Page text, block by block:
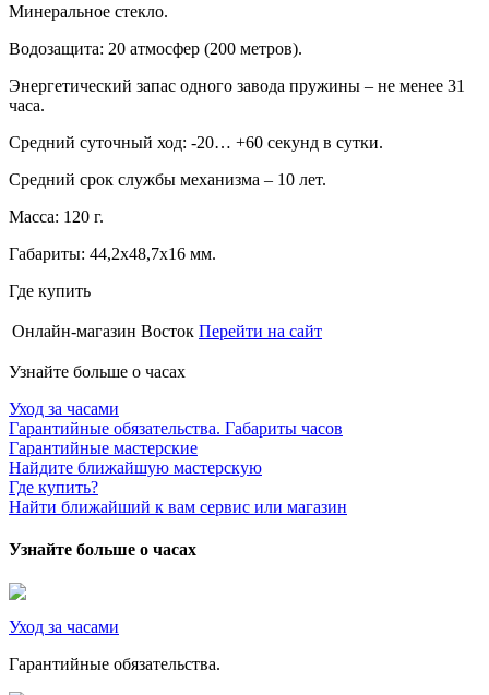
Минеральное стекло.
Водозащита: 20 атмосфер (200 метров).
Энергетический запас одного завода пружины – не менее 31
часа.
Средний суточный ход: -20… +60 секунд в сутки.
Средний срок службы механизма – 10 лет.
Масса: 120 г.
Габариты: 44,2х48,7х16 мм.
Где купить
Онлайн-магазин Восток Перейти на сайт
Узнайте больше о часах
Уход за часами
Гарантийные обязательства. Габариты часов
Гарантийные мастерские
Найдите ближайшую мастерскую
Где купить?
Найти ближайший к вам сервис или магазин
Узнайте больше о часах
Уход за часами
Гарантийные обязательства.